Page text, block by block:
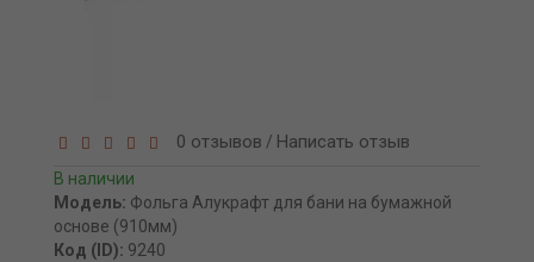
0 отзывов / Написать отзыв
В наличии
Модель: Фольга Алукрафт для бани на бумажной
основе (910мм)
Код (ID): 9240